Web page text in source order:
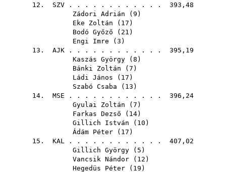
12. SZV . . . . . . . . . . . . 393,48
Zádori Adrián ( 9 )
Eke Zoltán ( 17 )
Bodó Győző ( 21 )
Engi Imre ( 3 )
13. AJK . . . . . . . . . . . . 395,19
Kaszás György ( 8 )
Bánki Zoltán ( 7 )
Ládi János ( 17 )
Szabó Csaba ( 13 )
14. MSE . . . . . . . . . . . . 396,24
Gyulai Zoltán ( 7 )
Farkas Dezső ( 14)
Gillich István ( 10 )
Ádám Péter ( 17 )
15. KAL . . . . . . . . . . . . 407,02
Gillich György ( 5 )
Vancsik Nándor ( 12 )
Hegedüs Péter ( 19 )